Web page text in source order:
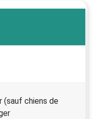
(sauf chiens de